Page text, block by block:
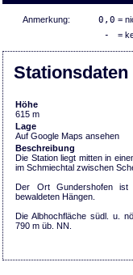
Anmerkung: 0,0 =
- =
Stationsdaten
Höhe
615 m
Lage
Auf Google Maps ansehen
Beschreibung
Die Station liegt mitten in
im Schmiechtal zwischen
Der Ort Gundershofen ist
bewaldeten Hängen.
Die Albhochfläche südl. u.
790 m üb. NN.